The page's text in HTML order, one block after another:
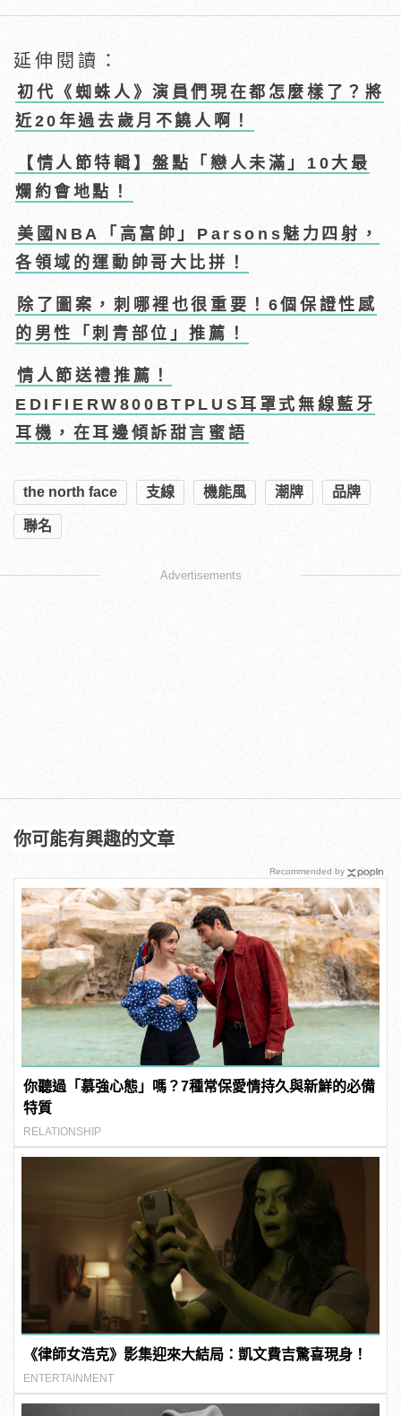
延伸閱讀：
初代《蜘蛛人》演員們現在都怎麼樣了？將
近20年過去歲月不饒人啊！
【情人節特輯】盤點「戀人未滿」10大最
爛約會地點！
美國NBA「高富帥」Parsons魅力四射，
各領域的運動帥哥大比拼！
除了圖案，刺哪裡也很重要！6個保證性感
的男性「刺青部位」推薦！
情人節送禮推薦！
EDIFIERW800BTPLUS耳罩式無線藍牙
耳機，在耳邊傾訴甜言蜜語
the north face 支線 機能風 潮牌 品牌
聯名
Advertisements
你可能有興趣的文章
你聽過「慕強心態」嗎？7種常保愛情持久與新鮮的必備
特質
RELATIONSHIP
《律師女浩克》影集迎來大結局：凱文費吉驚喜現身！
ENTERTAINMENT
Recommended by